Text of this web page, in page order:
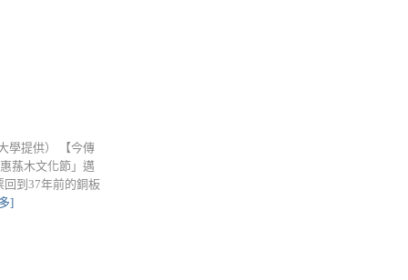
學提供） 【今傳
蓀木文化節」邁
到37年前的銅板
]